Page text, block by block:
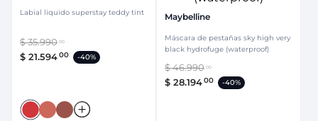
Labial liquido superstay teddy tint
$35.990 00
$ 21.59400 -40%
Maybelline
Máscara de pestañas sky high very
black hydrofuge (waterproof)
$46.990 00
$ 28.19400 -40%